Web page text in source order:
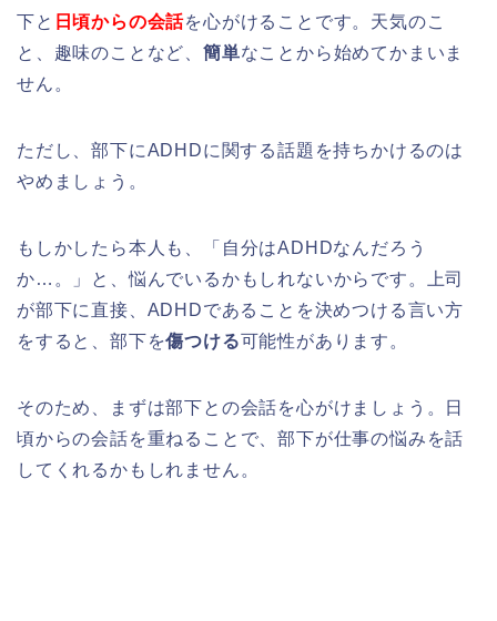
下と 日頃からの会話を心がけることです。天気のこ
と、趣味のことなど、 簡単なことから始めてかまいま
せん。
ただし、部下にADHDに関する話題を持ちかけるのは
やめましょう。
もしかしたら本人も、「自分はADHDなんだろう
か…。」と、悩んでいるかもしれないからです。上司
が部下に直接、ADHDであることを決めつける言い方
をすると、部下を傷つける可能性があります。
そのため、まずは部下との会話を心がけましょう。日
頃からの会話を重ねることで、部下が仕事の悩みを話
してくれるかもしれません。